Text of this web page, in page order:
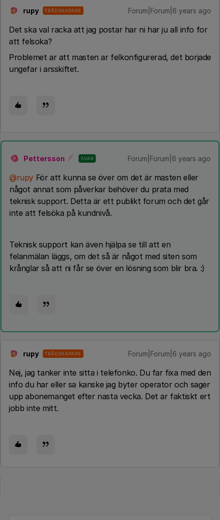
R rupy TRÅDSKAPARE Forum|Forum|6 years ago
Det ska val racka att jag postar har ni har ju all info for
att felsoka?
Problemet ar att masten ar felkonfigurerad, det borjade
ungefar i arsskiftet.
P Pettersson SVAR Forum|Forum|6 years ago
@rupy För att kunna se över om det är masten eller
något annat som påverkar behöver du prata med
teknisk support. Detta är ett publikt forum och det går
inte att felsöka på kundnivå.
Teknisk support kan även hjälpa se till att en
felanmälan läggs, om det så är något med siten som
krånglar så att ni får se över en lösning som blir bra. :)
R rupy TRÅDSKAPARE Forum|Forum|6 years ago
Nej, jag tanker inte sitta i telefonko. Du far fixa med den
info du har eller sa kanske jag byter operator och sager
upp abonemanget efter nasta vecka. Det ar faktiskt ert
jobb inte mitt.